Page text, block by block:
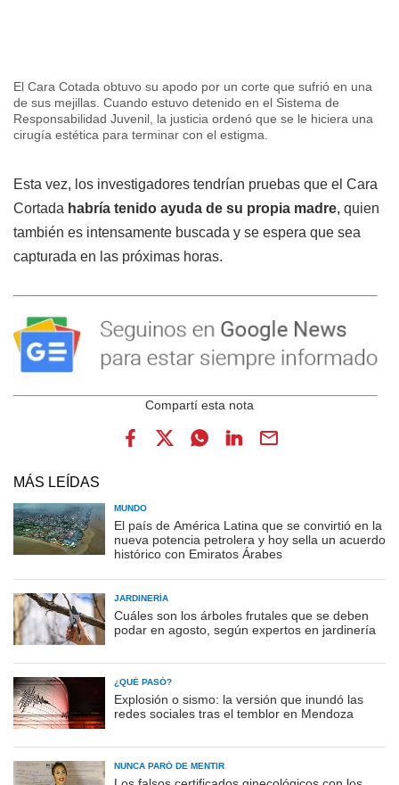
El Cara Cotada obtuvo su apodo por un corte que sufrió en una
de sus mejillas. Cuando estuvo detenido en el Sistema de
Responsabilidad Juvenil, la justicia ordenó que se le hiciera una
cirugía estética para terminar con el estigma.
Esta vez, los investigadores tendrían pruebas que el Cara
Cortada habría tenido ayuda de su propia madre, quien
también es intensamente buscada y se espera que sea
capturada en las próximas horas.
MÁS LEÍDAS
MUNDO
El país de América Latina que se convirtió en la
nueva potencia petrolera y hoy sella un acuerdo
histórico con Emiratos Árabes
JARDINERÍA
Cuáles son los árboles frutales que se deben
podar en agosto, según expertos en jardinería
¿QUÉ PASÓ?
Explosión o sismo: la versión que inundó las
redes sociales tras el temblor en Mendoza
NUNCA PARÓ DE MENTIR